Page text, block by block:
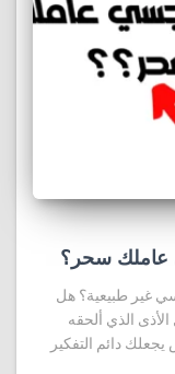
عاملك سحر؟
غير طبيعية؟ هل
الذي ألحقه
دائم التفكير